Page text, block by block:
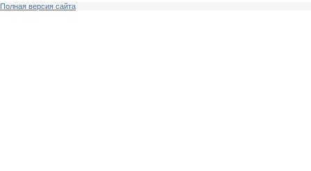
Полная версия сайта